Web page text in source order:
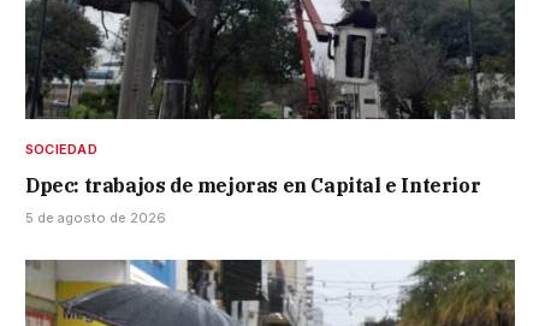
SOCIEDAD
Dpec: trabajos de mejoras en Capital e Interior
5 de agosto de 2026